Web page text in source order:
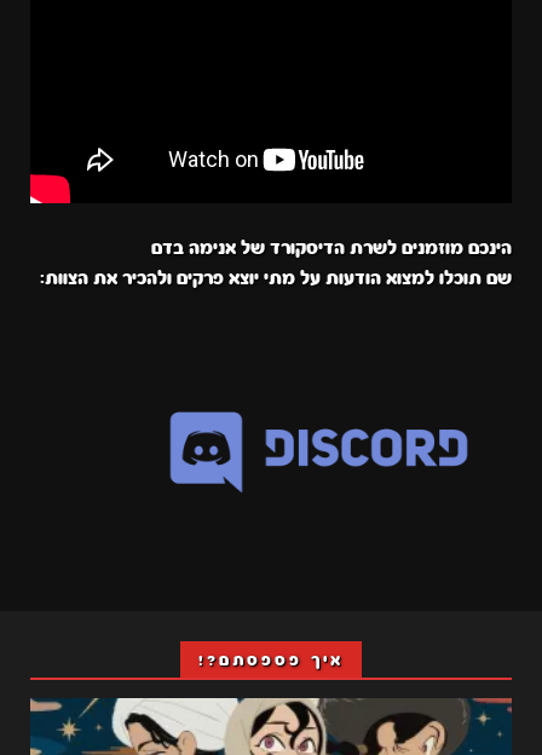
הינכם מוזמנים לשרת הדיסקורד של אנימה בדם
שם תוכלו למצוא הודעות על מתי יוצא פרקים ולהכיר את הצוות:
איך פספסתם?!